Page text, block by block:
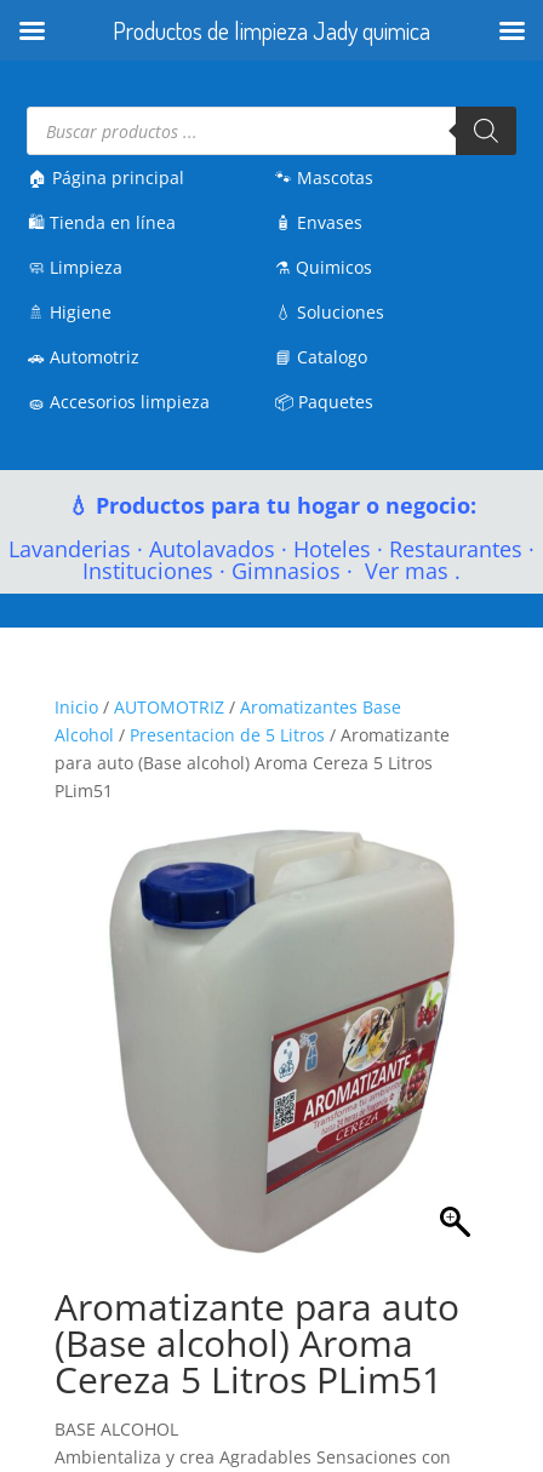
Búsqueda
productos
🏠 Página principal
🛍️Tienda en línea
🧼 Limpieza
🚿 Higiene
🚗Automotriz
🧽Accesorios limpieza
🐾 Mascotas
🧴 Envases
⚗️Quimicos
💧Soluciones
📘Catalogo
📦 Paquetes
💧 Productos para tu hogar o negocio:
Lavanderias · Autolavados · Hoteles · Restaurantes ·
Instituciones · Gimnasios · Ver mas .
Inicio/ AUTOMOTRIZ/ Aromatizantes Base
Alcohol / Presentacion de 5 Litros / Aromatizante
para auto (Base alcohol) Aroma Cereza 5 Litros
PLim51
Aromatizante para auto
(Base alcohol) Aroma
Cereza 5 Litros PLim51
BASE ALCOHOL
Ambientaliza y crea Agradables Sensaciones con
Productos de limpieza Jady quimica